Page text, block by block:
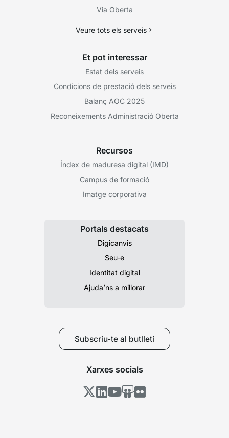
Via Oberta
Veure tots els serveis
Et pot interessar
Estat dels serveis
Condicions de prestació dels serveis
Balanç AOC 2025
Reconeixements Administració Oberta
Recursos
Índex de maduresa digital (IMD)
Campus de formació
Imatge corporativa
Portals destacats
Digicanvis
Seu-e
Identitat digital
Ajuda’ns a millorar
Subscriu-te al butlletí
Xarxes socials